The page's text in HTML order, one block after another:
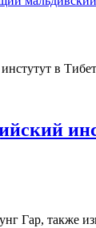
Гар, также